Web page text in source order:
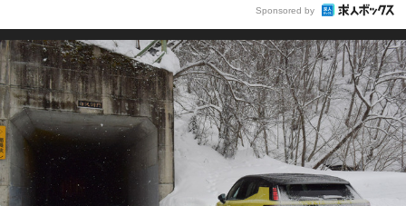
Sponsored by